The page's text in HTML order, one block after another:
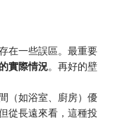
在一些誤區。最重要
實際情況。再好的壁
（如浴室、廚房）優
從長遠來看，這種投